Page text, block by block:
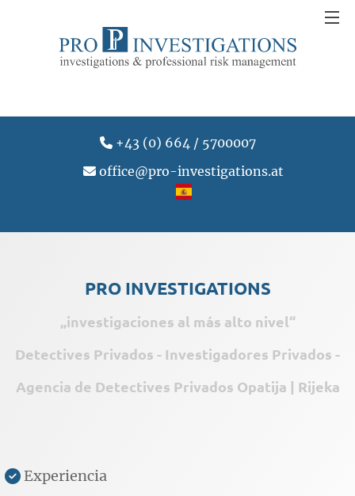
+43 (0) 664 / 5700007
office@pro-investigations.at
PRO INVESTIGATIONS
„investigaciones al más alto nivel“
Detectives Privados - Investigadores Privados -
Agencia de Detectives Privados Opatija | Rijeka
Experiencia